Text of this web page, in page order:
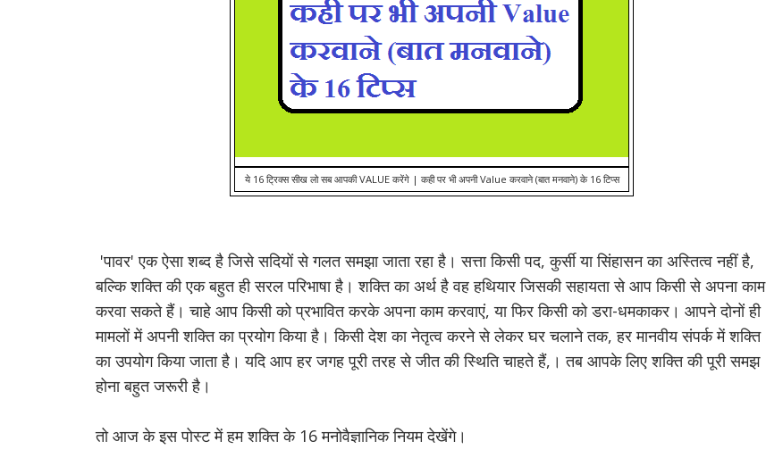
ये 16 ट्रिक्स सीख लो सब आपकी VALUE करेंगे | कही पर भी अपनी Value करवाने (बात मनवाने) के 16 टिप्स
'पावर' एक ऐसा शब्द है जिसे सदियों से गलत समझा जाता रहा है।सत्ता किसी पद, कुर्सी या सिंहासन का अस्तित्व नहीं है,
बल्कि शक्ति की एक बहुत ही सरल परिभाषा है।शक्ति का अर्थ है वह हथियार जिसकी सहायता से आप किसी से अपना काम
करवा सकते हैं।चाहे आप किसी को प्रभावित करके अपना काम करवाएं, या फिर किसी को डरा-धमकाकर। आपने दोनों ही
मामलों में अपनी शक्ति का प्रयोग किया है।किसी देश का नेतृत्व करने से लेकर घर चलाने तक, हर मानवीय संपर्क में शक्ति
का उपयोग किया जाता है।यदि आप हर जगह पूरी तरह से जीत की स्थिति चाहते हैं,।तब आपके लिए शक्ति की पूरी समझ
होना बहुत जरूरी है।
तो आज के इस पोस्टमें हम शक्ति के 16 मनोवैज्ञानिक नियम देखेंगे।